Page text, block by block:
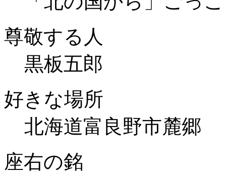
尊敬する人
黒板五郎
好きな場所
北海道富良野市麓郷
座右の銘